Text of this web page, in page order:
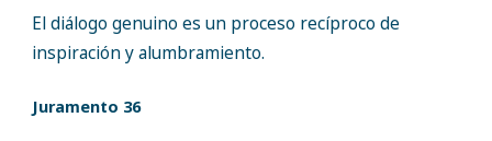
El diálogo genuino es un proceso recíproco de
inspiración y alumbramiento.
Juramento 36